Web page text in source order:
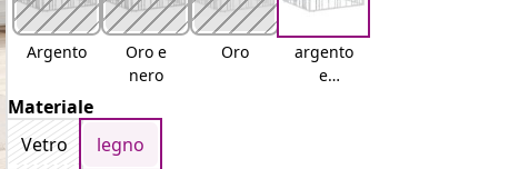
Argento
Oro e
nero
Oro
argento
e
Materiale
Vetro
legno